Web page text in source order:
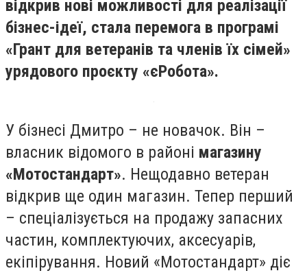
відкрив нові можливості для реалізації
бізнес-ідеї, стала перемога в програмі
«Грант для ветеранів та членів їх сімей»
урядового проєкту «єРобота».
У бізнесі Дмитро – не новачок. Він –
власник відомого в районі магазину
«Мотостандарт». Нещодавно ветеран
відкрив ще один магазин. Тепер перший
– спеціалізується на продажу запасних
частин, комплектуючих, аксесуарів,
екіпірування. Новий «Мотостандарт» діє